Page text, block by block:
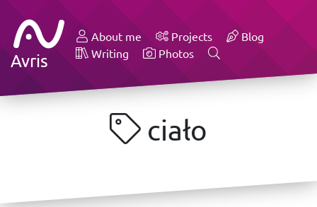
Avris
About me Projects
Blog
Writing
Photos
ciało